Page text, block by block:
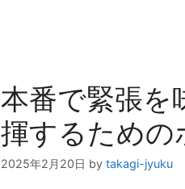
本番で緊張を
揮するための
2025年2月20日 by takagi-jyuku